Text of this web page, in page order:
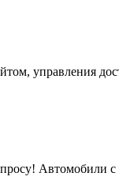
управления
Автомобили с